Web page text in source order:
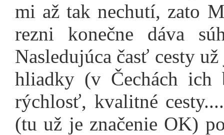
mi až tak nechutí, zato
rezni konečne dáva
Nasledujúca časť cesty
hliadky (v Čechách ich
rýchlosť, kvalitné
(tu už je značenie OK)